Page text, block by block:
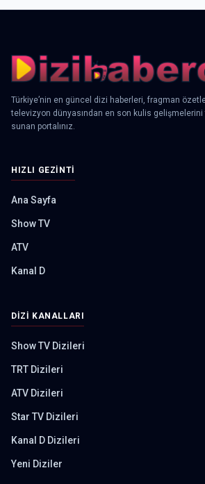
Türkiye’nin en güncel dizi haberleri, fragman
televizyon dünyasından en son kulis
sunan portalınız.
HIZLI GEZINTI
Ana Sayfa
Show TV
ATV
Kanal D
DIZI KANALLARI
Show TV Dizileri
TRT Dizileri
ATV Dizileri
Star TV Dizileri
Kanal D Dizileri
Yeni Diziler